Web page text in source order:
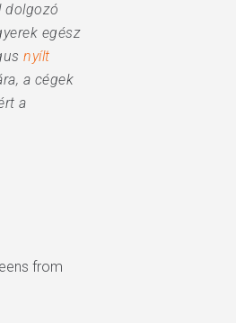
dolgozó
egész
nyílt
a cégek
a
from